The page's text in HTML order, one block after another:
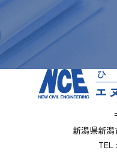
新潟県新潟
TEL